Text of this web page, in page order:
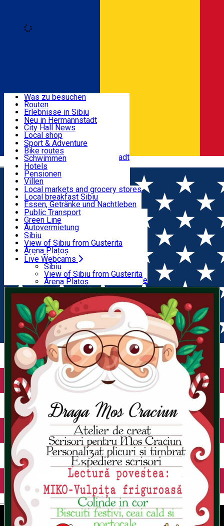
Română
English
Nützliche informationen
Aktivitäten & Abenteuer
Unterkunft
Essen, Getränke & Nachtleben
Transport & Parken
Live Webcams
Was zu besuchen
Routen
Erlebnisse in Sibiu
Podcast
Kultur
Museen
Kirchen
Parks, Zoo
Im Umkreis von Hermannstadt
Neu in Hermannstadt
City Hall News
Local shop
Sibiu Handwerker
Sibiul Verde
Public services
Bildung
Wie komme ich nach Sibiu?
Touristeninfo
Reiseführer
Guided tours
Local publication
Schönheitssalon
Sport & Adventure
Bike routes
Schwimmen
Reiten
Fitnessstudio
Loc de joacă indoor
Loc de joacă outdoor
Ski
Eislaufen
Yoga
Hotels
Pensionen
Villen
Hostels
Motels
Camping
Zimmer zu vermieten
Wohnungen
Unterkunft außerhalb von Sibiu
Local markets and grocery stores
Local breakfast Sibiu
Essen, Getränke und Nachtleben
Pizza
Fast Food
Kaffeestube
Konditorei
Pub, Bar
Nachtclubs
Bäckerei
Public Transport
Green Line
Autovermietung
Fahrad verleih
Scooter rentals
Taxi
Ride Sharing
Park-Tickets
Parkplätze
Ladestationen für Elektrofahrzeuge
Sibiu
View of Sibiu from Gusterita
Arena Platoș
Live Webcams
Sibiu
View of Sibiu from Gusterita
Arena Platoș
Home Für Kinder
Dragă MOȘ CRĂCIUN - atelier creativ
și interactiv pentru copii